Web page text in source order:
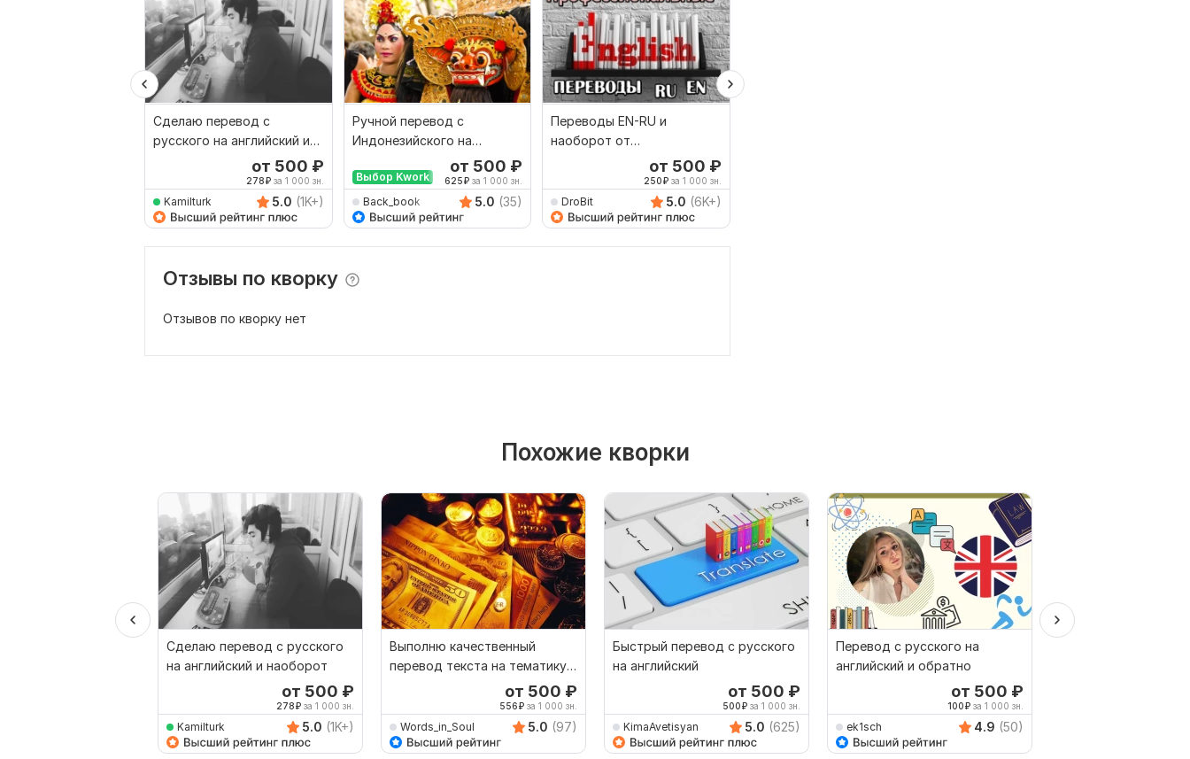
Сделаю перевод с
русского на английский и
от 500 ₽
278₽за 1 000 зн.
Kamilturk 5.0 (1K+)
Ручной перевод с
Индонезийского на
Русский и наоборот
Выбор Kwork
от 500 ₽
625₽ за 1 000 зн.
Back_book 5.0 (35)
Переводы EN-RU и
наоборот от
от 500 ₽
250₽за 1 000 зн.
DroBit 5.0 (6K+)
Отзывы по кворку
Отзывов по кворку нет
Похожие кворки
Сделаю перевод с русского
на английский и наоборот
от 500 ₽
278₽ за 1 000 зн.
Kamilturk 5.0 (1K+)
Выполню качественный
перевод текста на тематику -
от 500 ₽
556₽ за 1 000 зн.
Words_in_Soul 5.0 (97)
Быстрый перевод с русского
на английский
от 500 ₽
500₽ за 1 000 зн.
KimaAvetisyan 5.0 (625)
Перевод с русского на
английский и обратно
от 500 ₽
100₽ за 1 000 зн.
ek1sch 4.9 (50)